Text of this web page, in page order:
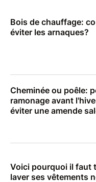
Bois de chauffage:
éviter les arnaques?
Cheminée ou poêle:
ramonage avant
éviter une amende
Voici pourquoi il faut
laver ses vêtements